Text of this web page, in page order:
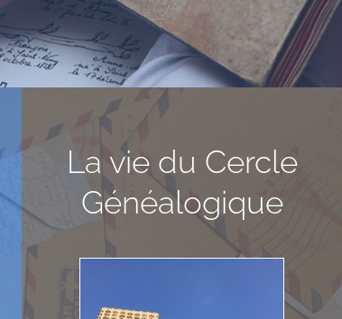
La vie du Cercle
Généalogique